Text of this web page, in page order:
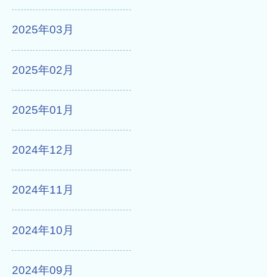
2025年03月
2025年02月
2025年01月
2024年12月
2024年11月
2024年10月
2024年09月